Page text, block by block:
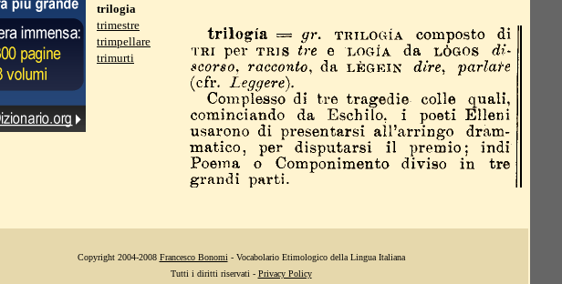
trilogia
trimestre
trimpellare
trimurti
Copyright 2004-2008 Francesco Bonomi - Vocabolario Etimologico della Lingua Italiana
Tutti i diritti riservati - Privacy Policy